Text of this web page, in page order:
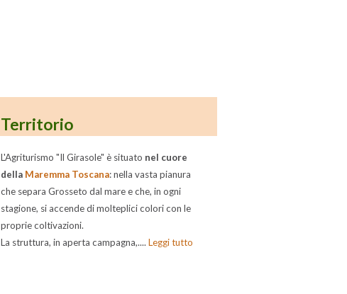
Territorio
L'Agriturismo "Il Girasole" è situato nel cuore
della Maremma Toscana: nella vasta pianura
che separa Grosseto dal mare e che, in ogni
stagione, si accende di molteplici colori con le
proprie coltivazioni.
La struttura, in aperta campagna,.... Leggi tutto